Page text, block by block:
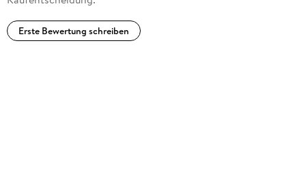
Erste Bewertung schreiben